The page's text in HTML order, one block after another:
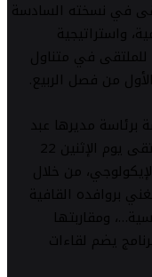
في نسخته السادسة
واستراتيجية
للملتقى في متناول
من فصل الربيع.
برئاسة مديرها عبد
الغني الطيبي، النسخة السادسة من الملتقى يوم الإثنين 22
من خلال
بروافده القافية
ومقاربتها
يضم لقاءات